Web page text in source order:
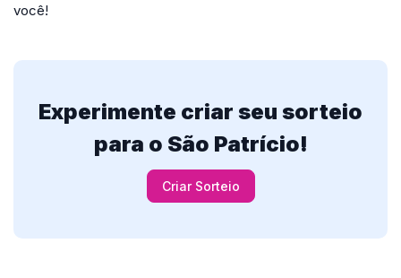
você!
Experimente criar seu sorteio
para o São Patrício!
Criar Sorteio